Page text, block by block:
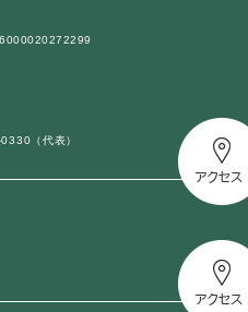
（代表）